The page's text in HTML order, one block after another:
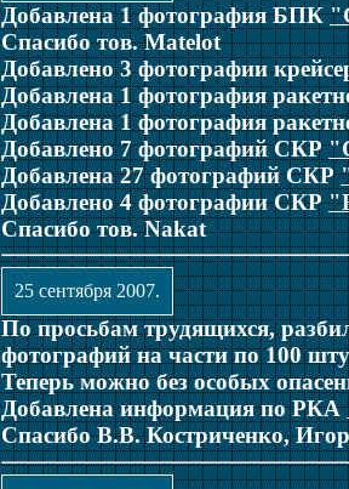
Добавлена 1 фотография БПК
Спасибо тов. Matelot
Добавлено 3 фотографии
Добавлена 1 фотография
Добавлена 1 фотография
Добавлено 7 фотографий СКР
Добавлена 27 фотографий СКР
Добавлено 4 фотографии СКР
Спасибо тов. Nakat
25 сентября 2007.
По просьбам трудящихся,
фотографий на части по 100
Теперь можно без особых
Добавлена информация по РКА
Спасибо В.В. Костриченко,